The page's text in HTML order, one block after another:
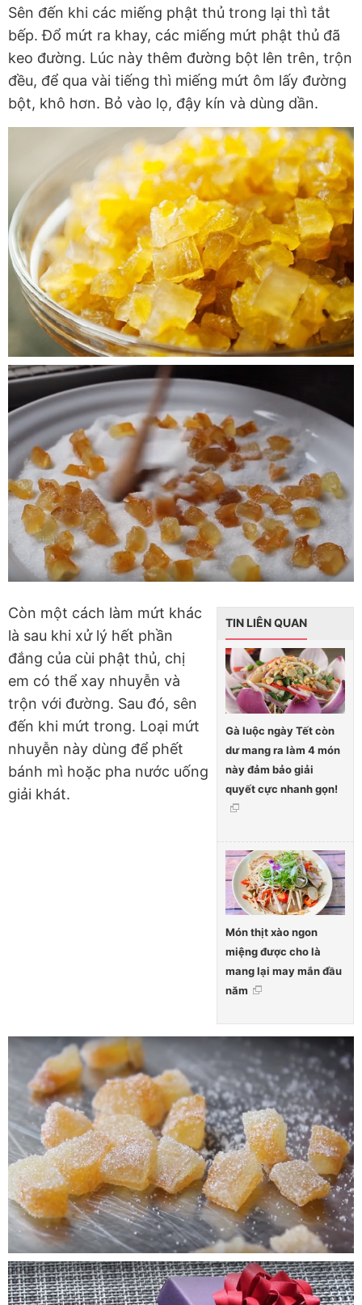
Sên đến khi các miếng phật thủ trong lại thì tắt
bếp. Đổ mứt ra khay, các miếng mứt phật thủ đã
keo đường. Lúc này thêm đường bột lên trên, trộn
đều, để qua vài tiếng thì miếng mứt ôm lấy đường
bột, khô hơn. Bỏ vào lọ, đậy kín và dùng dần.
TIN LIÊN QUAN
Gà luộc ngày Tết còn
dư mang ra làm 4 món
này đảm bảo giải
quyết cực nhanh gọn!
Món thịt xào ngon
miệng được cho là
mang lại may mắn đầu
năm
Còn một cách làm mứt khác
là sau khi xử lý hết phần
đắng của cùi phật thủ, chị
em có thể xay nhuyễn và
trộn với đường. Sau đó, sên
đến khi mứt trong. Loại mứt
nhuyễn này dùng để phết
bánh mì hoặc pha nước uống
giải khát.